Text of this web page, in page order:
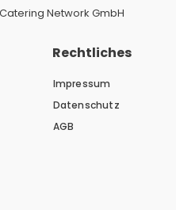
Network GmbH
Rechtliches
Impressum
Datenschutz
AGB